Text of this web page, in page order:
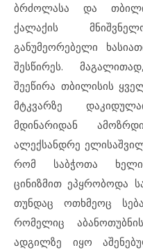
ბრძოლასა და
ქალაქის
განუმეორებელი
შესწირეს.
შეეწირა თბილისის
მტკვარზე
მდინარიდან
ალექსანდრე
რომ საბჭოთა
ცინიზმით ეპყრობოდა
თუნდაც ოთხმეოც
რომელიც
ადგილზე იყო